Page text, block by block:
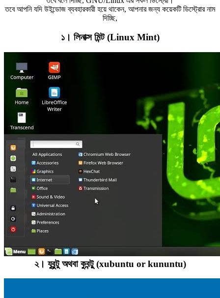
তবে আপনি যদি উইন্ডোজ ব্যবহারকারী হয়ে থাকেন, আপনার জন্য কয়েকটি ডিস্ট্রোর নাম
দিচ্ছি,
১। লিনাক্স মিন্ট (Linux Mint)
২। যুবুন্টু অথবা কুবন্টুু (xubuntu or kununtu)